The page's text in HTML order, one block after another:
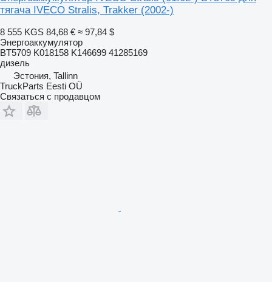
тягача IVECO Stralis, Trakker (2002-)
8 555 KGS 84,68 € ≈ 97,84 $
Энергоаккумулятор
BT5709 K018158 K146699 41285169
дизель
Эстония, Tallinn
TruckParts Eesti OÜ
Связаться с продавцом